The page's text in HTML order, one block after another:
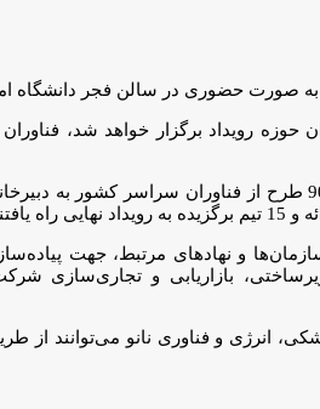
رویداد برگزار خواهد شد، فناوران
گفتنی است دریافت طرح در رویداد استارتاپ دمو، در سه حوزه تجهیزات پزشکی، فناوری نانو و انرژی، از شهریورماه
و نهادهای مرتبط، جهت
بازاریابی و تجاری‌سازی
انرژی و فناوری نانو می‌توانند از